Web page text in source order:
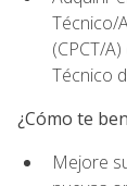
Técnico/
(CPCT/
Técnico
¿Cómo te
Mejore